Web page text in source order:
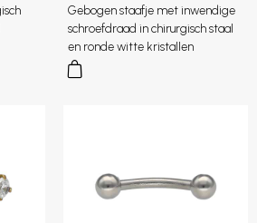
Gebogen staafje met inwendige
schroefdraad in chirurgisch staal
en ronde witte kristallen